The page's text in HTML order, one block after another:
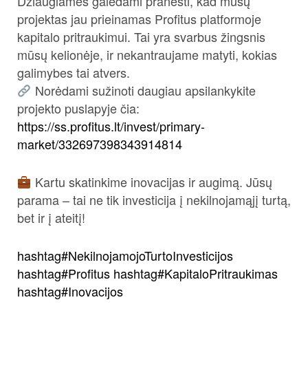
projektas jau prieinamas Profitus platformoje
kapitalo pritraukimui. Tai yra svarbus žingsnis
mūsų kelionėje, ir nekantraujame matyti, kokias
galimybes tai atvers.
Norėdami sužinoti daugiau apsilankykite
projekto puslapyje čia:
https://ss.profitus.lt/invest/primary-
market/332697398343914814
Kartu skatinkime inovacijas ir augimą. Jūsų
parama – tai ne tik investicija į nekilnojamąjį turtą,
bet ir į ateitį!
hashtag#NekilnojamojoTurtoInvesticijos
hashtag#Profitus hashtag#KapitaloPritraukimas
hashtag#Inovacijos